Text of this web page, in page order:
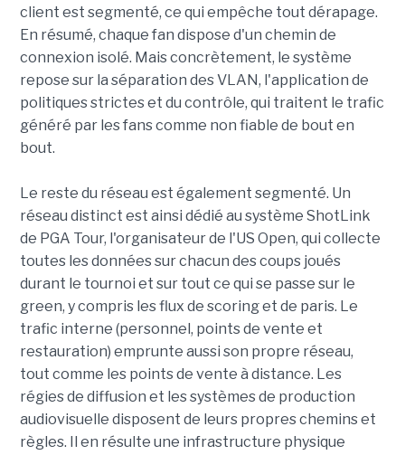
client est segmenté, ce qui empêche tout dérapage.
En résumé, chaque fan dispose d'un chemin de
connexion isolé. Mais concrètement, le système
repose sur la séparation des VLAN, l'application de
politiques strictes et du contrôle, qui traitent le trafic
généré par les fans comme non fiable de bout en
bout.
Le reste du réseau est également segmenté. Un
réseau distinct est ainsi dédié au système ShotLink
de PGA Tour, l'organisateur de l'US Open, qui collecte
toutes les données sur chacun des coups joués
durant le tournoi et sur tout ce qui se passe sur le
green, y compris les flux de scoring et de paris. Le
trafic interne (personnel, points de vente et
restauration) emprunte aussi son propre réseau,
tout comme les points de vente à distance. Les
régies de diffusion et les systèmes de production
audiovisuelle disposent de leurs propres chemins et
règles. Il en résulte une infrastructure physique